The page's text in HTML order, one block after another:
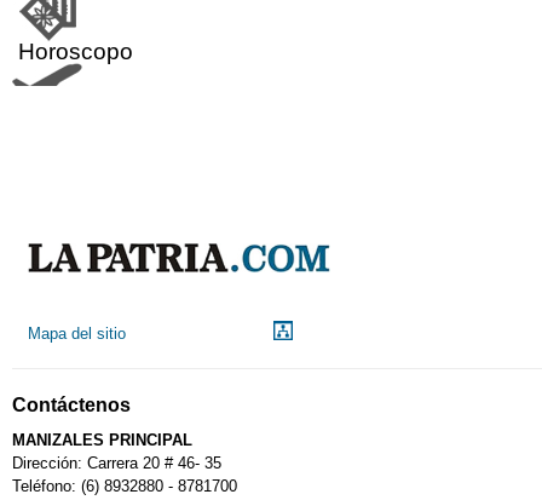
Horoscopo
Calendario Tributario
Mapa del sitio
Contáctenos
MANIZALES PRINCIPAL
Dirección: Carrera 20 # 46- 35
Teléfono: (6) 8932880 - 8781700